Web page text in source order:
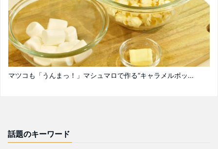
マツコも「うんまっ！」マシュマロで作る“キャラメルポッ...
話題のキーワード